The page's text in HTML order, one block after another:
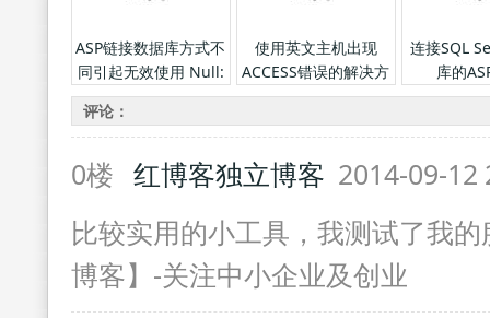
ASP链接数据库方式不
同引起无效使用 Null:
Replace”的问题
使用英文主机出现
ACCESS错误的解决方
法
连接SQL
库的
评论：
0楼 红博客独立博客 2014-09-
比较实用的小工具，我测试了我
博客】-关注中小企业及创业